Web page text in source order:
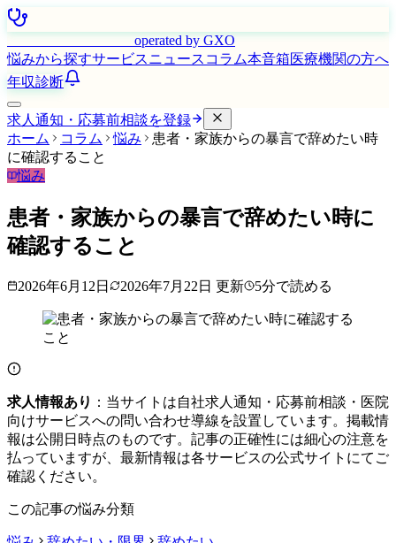
operated by GXO
悩みから探すサービスニュース コラム本音箱医療機関の方へ
年収診断
求人通知・応募前相談を登録
ホーム
コラム 悩み
患者・家族からの暴言で辞めたい時
に確認すること
悩み
患者・家族からの暴言で辞めたい時に
確認すること
2026年6月12日 2026年7月22日 更新 5分で読める
求人情報あり ：当サイトは自社求人通知・応募前相談・医院
向けサービスへの問い合わせ導線を設置しています。掲載情
報は公開日時点のものです。記事の正確性には細心の注意を
払っていますが、最新情報は各サービスの公式サイトにてご
確認ください。
この記事の悩み分類